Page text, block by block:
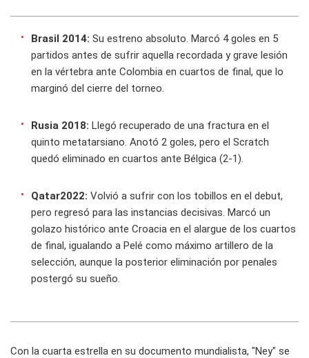
Brasil 2014: Su estreno absoluto. Marcó 4 goles en 5
partidos antes de sufrir aquella recordada y grave lesión
en la vértebra ante Colombia en cuartos de final, que lo
marginó del cierre del torneo.
Rusia 2018: Llegó recuperado de una fractura en el
quinto metatarsiano. Anotó 2 goles, pero el Scratch
quedó eliminado en cuartos ante Bélgica (2-1).
Qatar2022: Volvió a sufrir con los tobillos en el debut,
pero regresó para las instancias decisivas. Marcó un
golazo histórico ante Croacia en el alargue de los cuartos
de final, igualando a Pelé como máximo artillero de la
selección, aunque la posterior eliminación por penales
postergó su sueño.
Con la cuarta estrella en su documento mundialista, "Ney" se